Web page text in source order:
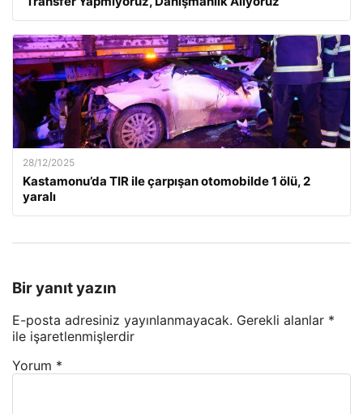
28/12/2025
Kastamonu’da TIR ile çarpışan otomobilde 1 ölü, 2
yaralı
Bir yanıt yazın
E-posta adresiniz yayınlanmayacak. Gerekli alanlar *
ile işaretlenmişlerdir
Yorum *